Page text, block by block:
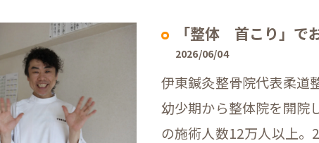
「整体 首こり」で
2026/06/04
伊東鍼灸整骨院代表柔道
幼少期から整体院を開院
の施術人数12万人以上